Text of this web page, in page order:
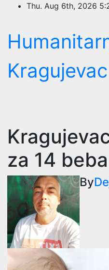
Thu. Aug 6th, 2026
Kragujevac
za 14 beba
By